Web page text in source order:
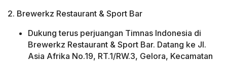
2. Brewerkz Restaurant & Sport Bar
Dukung terus perjuangan Timnas Indonesia di
Brewerkz Restaurant & Sport Bar. Datang ke Jl.
Asia Afrika No.19, RT.1/RW.3, Gelora, Kecamatan